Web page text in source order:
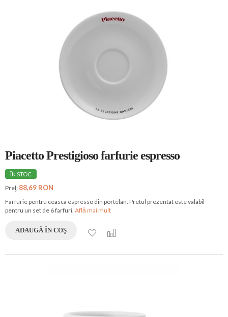
Piacetto Prestigioso farfurie espresso
ÎN STOC
Preţ: 88,69 RON
Farfurie pentru ceasca espresso din portelan. Pretul prezentat este valabil
pentru un set de 6 farfuri. Află mai mult
ADAUGĂ ÎN COŞ